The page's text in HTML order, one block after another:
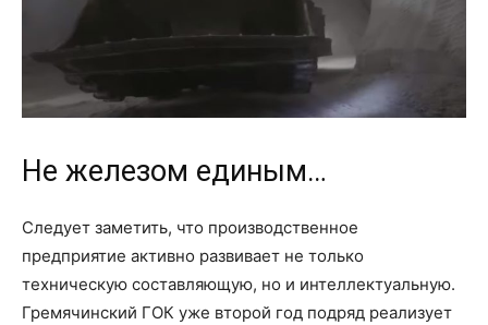
Не железом единым…
Следует заметить, что производственное
предприятие активно развивает не только
техническую составляющую, но и интеллектуальную.
Гремячинский ГОК уже второй год подряд реализует